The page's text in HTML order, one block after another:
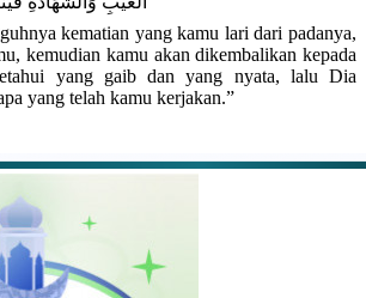
kematian yang kamu lari dari padanya,
kemudian kamu akan dikembalikan kepada
yang gaib dan yang nyata, lalu Dia
yang telah kamu kerjakan.”